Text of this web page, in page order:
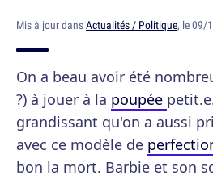
Mis à jour dansActualités / Politique, le 09/
On a beau avoir été
?) à jouer à la poupée
grandissant qu'on a aussi
avec ce modèle de
bon la mort. Barbie et son